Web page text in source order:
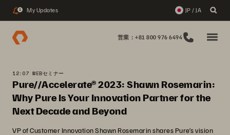
1 My Updates JP / JA
営業：+81 800 976 6494
12:07 WEBセミナー
Pure//Accelerate® 2023: Shawn Rosemarin:
Why Pure Is Your Innovation Partner for the
Next Decade and Beyond
VP of Customer Innovation Shawn Rosemarin shares Pure’s vision